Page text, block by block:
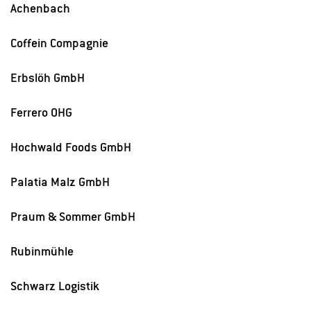
Praxisvertrag abgeschlossen ist). Bitte beachten
Studiengang. Bei Fragen zum
Bewerbungsprozess
Start an der Hochschule
(Oktober) folgt der Start ins Studium an der
Fortsetzen der Berufsausbildung/Berufspraxis
Die noch fehlenden
Sie während der Semesterferien und je nach
Achenbach
Coffein Compagnie
Erbslöh GmbH
Ferrero OHG
Hochwald Foods GmbH
Palatia Malz GmbH
Praum & Sommer GmbH
Rubinmühle
Schwarz Logistik